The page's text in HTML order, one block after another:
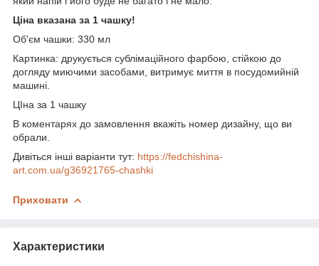
Ціна вказана за 1 чашку!
Об'єм чашки: 330 мл
Картинка: друкується сублімаційного фарбою, стійкою до
догляду миючими засобами, витримує миття в посудомийній
машині.
ЦІна за 1 чашку
В коментарях до замовлення вкажіть номер дизайну, що ви
обрали.
Дивіться інші варіанти тут: https://fedchishina-
art.com.ua/g36921765-chashki
Приховати
Характеристики